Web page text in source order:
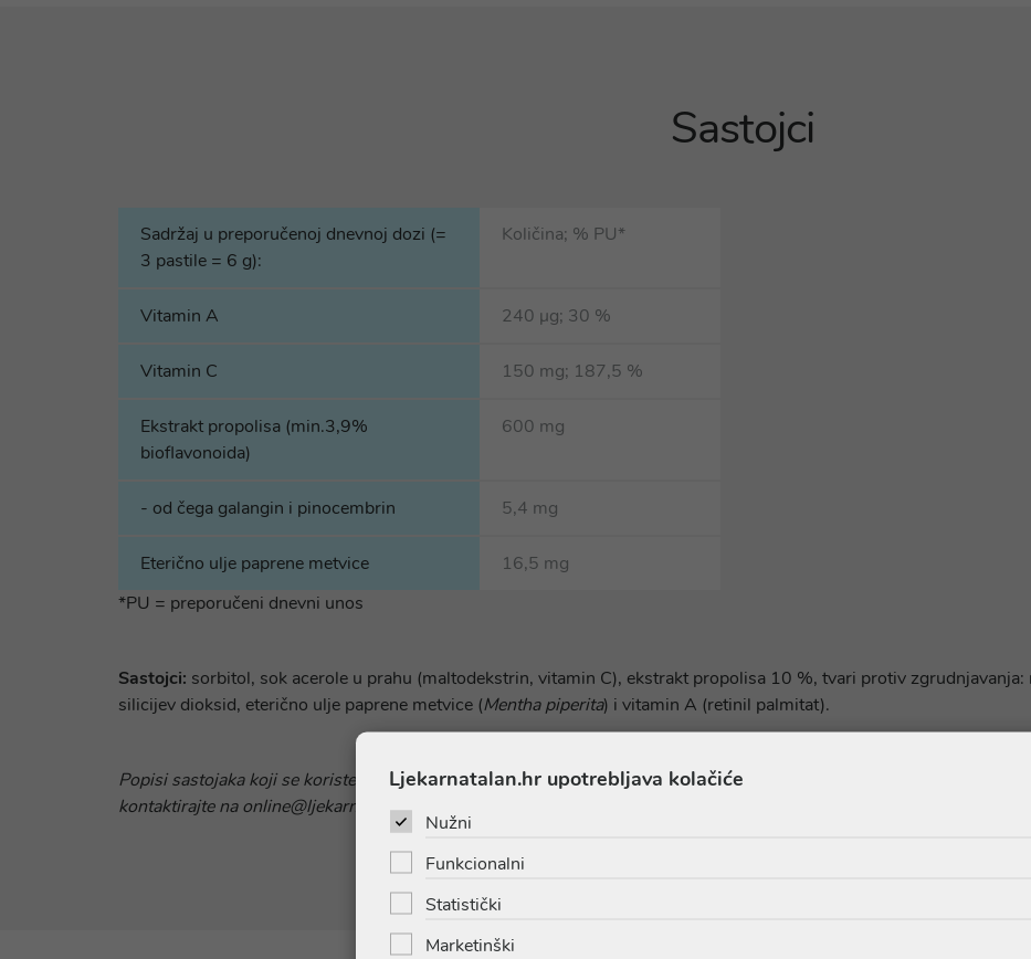
Sastojci
Sadržaj u preporučenoj dnevnoj dozi (=
3 pastile = 6 g):
Količina; % PU*
Vitamin A 240 µg; 30 %
Vitamin C 150 mg; 187,5 %
Ekstrakt propolisa (min.3,9%
bioflavonoida)
600 mg
- od čega galangin i pinocembrin 5,4 mg
Eterično ulje paprene metvice
16,5 mg
*PU = preporučeni dnevni unos
Sastojci: sorbitol, sok acerole u prahu (maltodekstrin, vitamin C), ekstrakt propolisa 10 %, tvari protiv
silicijev dioksid, eterično ulje paprene metvice (Mentha piperita) i vitamin A (retinil palmitat).
Popisi sastojaka koji se koriste u sastavu proizvoda redovito se ažuriraju. Prije upotrebe proizvoda, potičemo vas da
kontaktirajte na online@ljekarnatalan.hr kako biste bili sigurni da su sastojci prikladni za vašu osobnu upotrebu.
Ljekarnatalan.hr upotrebljava kolačiće
Nužni
Funkcionalni
Statistički
Marketinški